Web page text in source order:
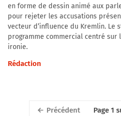
en forme de dessin animé aux
pour rejeter les accusations
vecteur d’influence du Kremlin. Le
programme commercial centré sur
ironie.
Rédaction
Précédent Page 1